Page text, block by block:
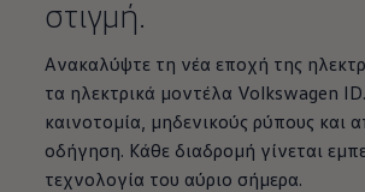
στιγμή.
Ανακαλύψτε τη νέα εποχή της
τα ηλεκτρικά μοντέλα Volkswagen
καινοτομία, μηδενικούς ρύπους και
οδήγηση. Κάθε διαδρομή γίνεται
τεχνολογία του αύριο σήμερα.